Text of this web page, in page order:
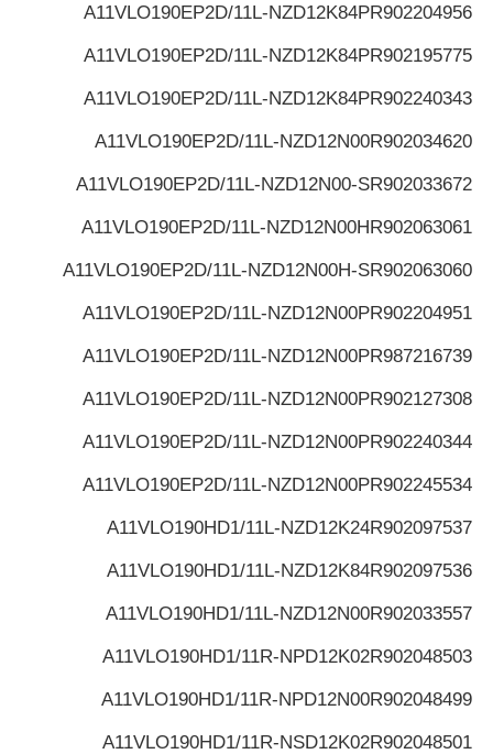
R902204956
A11VLO190EP2D/11L-NZD12K84P
R902195775
A11VLO190EP2D/11L-NZD12K84P
R902240343
A11VLO190EP2D/11L-NZD12K84P
R902034620
A11VLO190EP2D/11L-NZD12N00
R902033672
A11VLO190EP2D/11L-NZD12N00-S
R902063061
A11VLO190EP2D/11L-NZD12N00H
R902063060
A11VLO190EP2D/11L-NZD12N00H-S
R902204951
A11VLO190EP2D/11L-NZD12N00P
R987216739
A11VLO190EP2D/11L-NZD12N00P
R902127308
A11VLO190EP2D/11L-NZD12N00P
R902240344
A11VLO190EP2D/11L-NZD12N00P
R902245534
A11VLO190EP2D/11L-NZD12N00P
R902097537
A11VLO190HD1/11L-NZD12K24
R902097536
A11VLO190HD1/11L-NZD12K84
R902033557
A11VLO190HD1/11L-NZD12N00
R902048503
A11VLO190HD1/11R-NPD12K02
R902048499
A11VLO190HD1/11R-NPD12N00
R902048501
A11VLO190HD1/11R-NSD12K02